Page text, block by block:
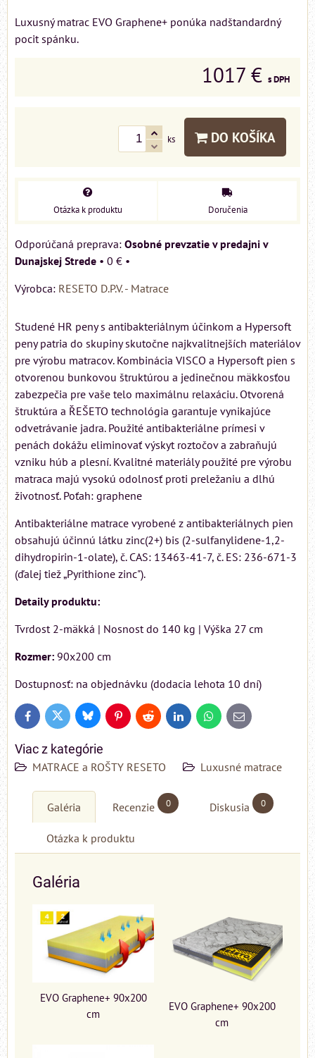
Luxusný matrac EVO Graphene+ ponúka nadštandardný
pocit spánku.
1017 € s DPH
ks DO KOŠÍKA
Otázka k produktu Doručenia
Osobné prevzatie v predajni v
Dunajskej Strede • 0 € •
Výrobca: RESETO D.P.V. - Matrace
Studené HR peny s antibakteriálnym účinkom a Hypersoft
peny patria do skupiny skutočne najkvalitnejších materiálov
pre výrobu matracov. Kombinácia VISCO a Hypersoft pien s
otvorenou bunkovou štruktúrou a jedinečnou mäkkosťou
zabezpečia pre vaše telo maximálnu relaxáciu. Otvorená
štruktúra a ŘEŠETO technológia garantuje vynikajúce
odvetrávanie jadra. Použité antibakteriálne prímesi v
penách dokážu eliminovať výskyt roztočov a zabraňujú
vzniku húb a plesní. Kvalitné materiály použité pre výrobu
matraca majú vysokú odolnosť proti preležaniu a dlhú
životnosť. Poťah: graphene
Antibakteriálne matrace vyrobené z antibakteriálnych pien
obsahujú účinnú látku zinc(2+) bis (2-sulfanylidene-1,2-
dihydropirin-1-olate), č. CAS: 13463-41-7, č. ES: 236-671-3
(ďalej tiež „Pyrithione zinc").
Detaily produktu:
Tvrdost 2-mäkká | Nosnost do 140 kg | Výška 27 cm
Rozmer: 90x200 cm
Dostupnosť: na objednávku (dodacia lehota 10 dní)
FacebookTwitter BlueskyPinterestReddit LinkedInWhatsApp
E-
mail
Viac z kategórie
MATRACE a ROŠTY RESETO Luxusné matrace
Galéria Recenzie 0 Diskusia 0
Otázka k produktu
Galéria
EVO Graphene+ 90x200
cm
EVO Graphene+ 90x200
cm